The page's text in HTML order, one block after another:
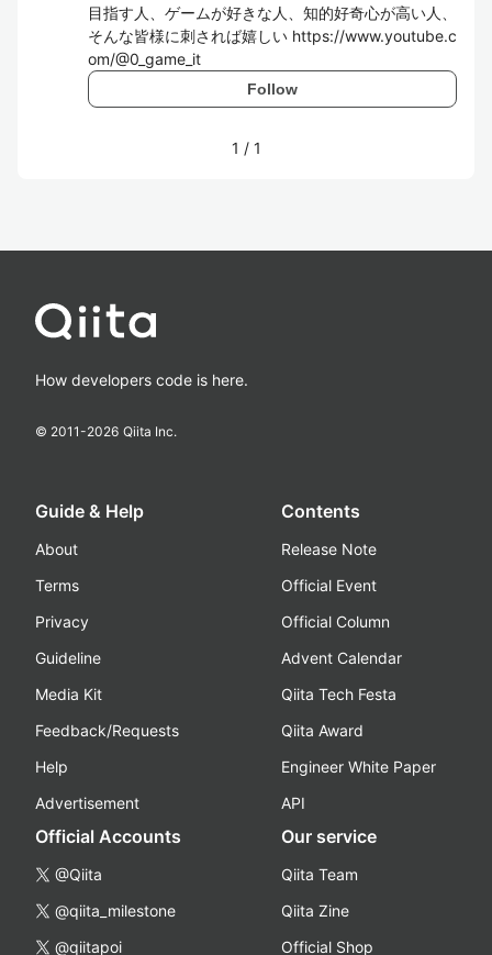
目指す人、ゲームが好きな人、知的好奇心が高い人、
そんな皆様に刺されば嬉しい https://www.youtube.c
om/@0_game_it
Follow
1 / 1
How developers code is here.
© 2011-2026 Qiita Inc.
Guide & Help
About
Terms
Privacy
Guideline
Media Kit
Feedback/Requests
Help
Advertisement
Contents
Release Note
Official Event
Official Column
Advent Calendar
Qiita Tech Festa
Qiita Award
Engineer White Paper
API
Official Accounts
@Qiita
@qiita_milestone
@qiitapoi
Our service
Qiita Team
Qiita Zine
Official Shop